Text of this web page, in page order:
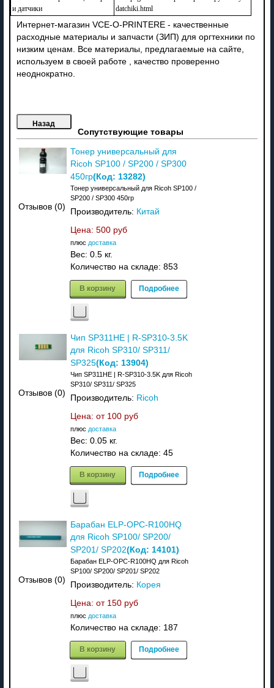
и датчики
datchiki.html
Интернет-магазин VCE-O-PRINTERE - качественные
расходные материалы и запчасти (ЗИП) для оргтехники по
низким ценам. Все материалы, предлагаемые на сайте,
используем в своей работе , качество проверенно
неоднократно.
Сопутствующие товары
Отзывов (0)
Тонер универсальный для
Ricoh SP100 / SP200 / SP300
450гр(Код: 13282)
Тонер универсальный для Ricoh SP100 /
SP200 / SP300 450гр
Производитель: Китай
Цена: 500 руб
плюс доставка
Вес: 0.5 кг.
Количество на складе: 853
В корзину Подробнее
Отзывов (0)
Чип SP311HE | R-SP310-3.5K
для Ricoh SP310/ SP311/
SP325(Код: 13904)
Чип SP311HE | R-SP310-3.5K для Ricoh
SP310/ SP311/ SP325
Производитель: Ricoh
Цена: от 100 руб
плюс доставка
Вес: 0.05 кг.
Количество на складе: 45
В корзину Подробнее
Отзывов (0)
Барабан ELP-OPC-R100HQ
для Ricoh SP100/ SP200/
SP201/ SP202(Код: 14101)
Барабан ELP-OPC-R100HQ для Ricoh
SP100/ SP200/ SP201/ SP202
Производитель: Корея
Цена: от 150 руб
плюс доставка
Количество на складе: 187
В корзину Подробнее